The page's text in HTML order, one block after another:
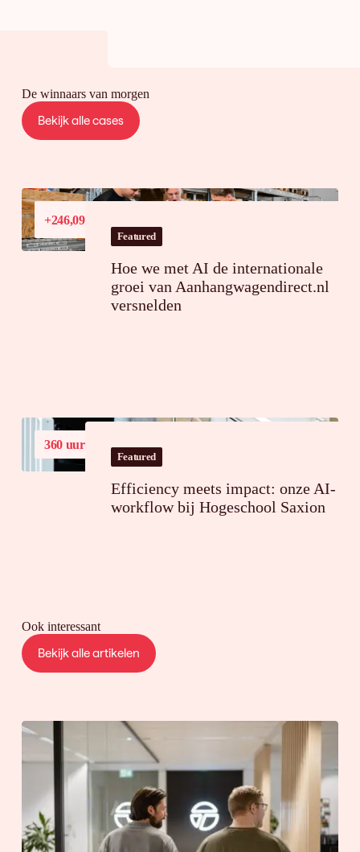
De winnaars van morgen
Bekijk alle cases
+246,09%
in Frankrijk
Featured
Hoe we met AI de internationale
groei van Aanhangwagendirect.nl
versnelden
360 uurtijdsbesparing op jaarbasis
Featured
Efficiency meets impact: onze AI-
workflow bij Hogeschool Saxion
Ook interessant
Bekijk alle artikelen